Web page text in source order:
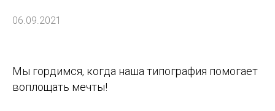
06.09.2021
Мы гордимся, когда наша типография помогает
воплощать мечты!